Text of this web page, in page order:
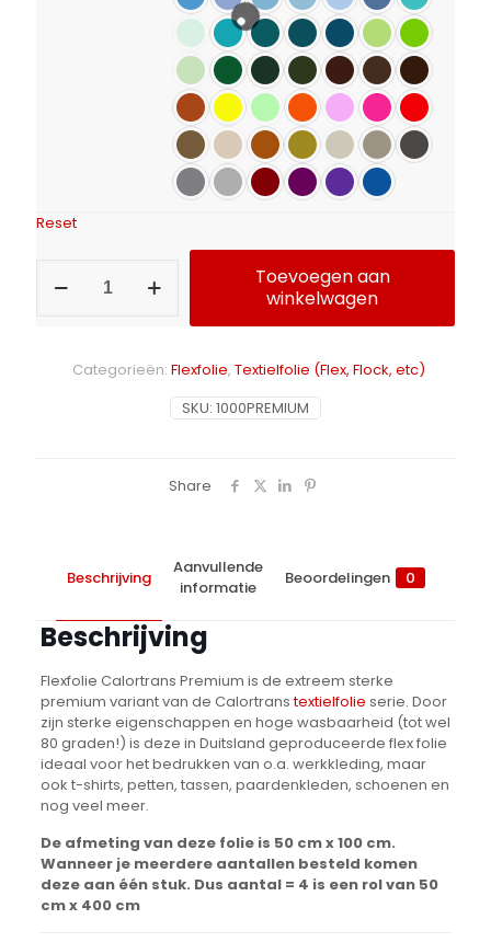
Reset
Calortrans
Toevoegen aan
winkelwagen
SKU: 1000PREMIUM
Categorieën: Flexfolie, Textielfolie (Flex, Flock, etc)
Share
Beschrijving
Aanvullende
informatie
Beoordelingen 0
Beschrijving
Flexfolie Calortrans Premium is de extreem sterke
premium variant van de Calortranstextielfolie serie. Door
zijn sterke eigenschappen en hoge wasbaarheid (tot wel
80 graden!) is deze in Duitsland geproduceerde flex folie
ideaal voor het bedrukken van o.a. werkkleding, maar
ook t-shirts, petten, tassen, paardenkleden, schoenen en
nog veel meer.
De afmeting van deze folie is 50 cm x 100 cm.
Wanneer je meerdere aantallen besteld komen
deze aan één stuk. Dus aantal = 4 is een rol van 50
cm x 400 cm